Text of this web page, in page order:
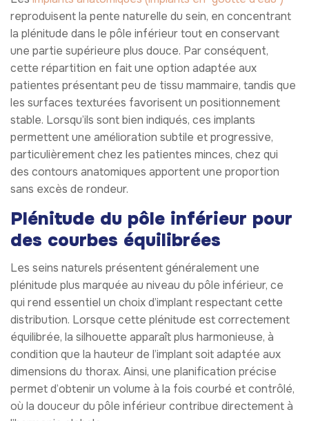
reproduisent la pente naturelle du sein, en concentrant
la plénitude dans le pôle inférieur tout en conservant
une partie supérieure plus douce. Par conséquent,
cette répartition en fait une option adaptée aux
patientes présentant peu de tissu mammaire, tandis que
les surfaces texturées favorisent un positionnement
stable. Lorsqu’ils sont bien indiqués, ces implants
permettent une amélioration subtile et progressive,
particulièrement chez les patientes minces, chez qui
des contours anatomiques apportent une proportion
sans excès de rondeur.
Plénitude du pôle inférieur pour
des courbes équilibrées
Les seins naturels présentent généralement une
plénitude plus marquée au niveau du pôle inférieur, ce
qui rend essentiel un choix d’implant respectant cette
distribution. Lorsque cette plénitude est correctement
équilibrée, la silhouette apparaît plus harmonieuse, à
condition que la hauteur de l’implant soit adaptée aux
dimensions du thorax. Ainsi, une planification précise
permet d’obtenir un volume à la fois courbé et contrôlé,
où la douceur du pôle inférieur contribue directement à